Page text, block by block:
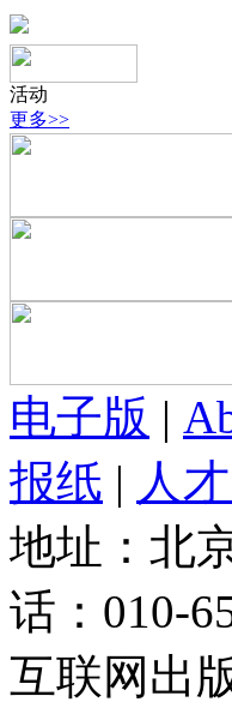
活动
更多>>
电子版 |
报纸 | 人
地址：北
话：010-
互联网出